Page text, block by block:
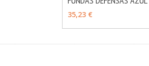
35,23 €